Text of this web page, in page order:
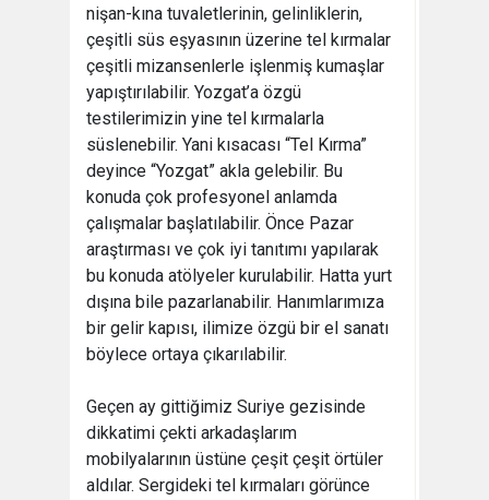
nişan-kına tuvaletlerinin, gelinliklerin,
çeşitli süs eşyasının üzerine tel kırmalar
çeşitli mizansenlerle işlenmiş kumaşlar
yapıştırılabilir. Yozgat’a özgü
testilerimizin yine tel kırmalarla
süslenebilir. Yani kısacası “Tel Kırma”
deyince “Yozgat” akla gelebilir. Bu
konuda çok profesyonel anlamda
çalışmalar başlatılabilir. Önce Pazar
araştırması ve çok iyi tanıtımı yapılarak
bu konuda atölyeler kurulabilir. Hatta yurt
dışına bile pazarlanabilir. Hanımlarımıza
bir gelir kapısı, ilimize özgü bir el sanatı
böylece ortaya çıkarılabilir.
Geçen ay gittiğimiz Suriye gezisinde
dikkatimi çekti arkadaşlarım
mobilyalarının üstüne çeşit çeşit örtüler
aldılar. Sergideki tel kırmaları görünce